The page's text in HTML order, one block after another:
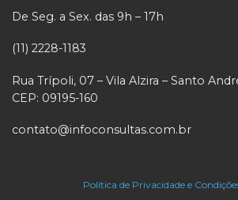
De Seg. a Sex. das 9h – 17h
(11) 2228-1183
Rua Trípoli, 07 – Vila Alzira – Santo
CEP: 09195-160
contato@infoconsultas.com.br
Política de Privacidade e